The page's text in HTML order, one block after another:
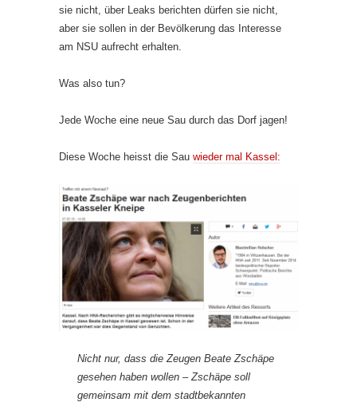
sie nicht, über Leaks berichten dürfen sie nicht,
aber sie sollen in der Bevölkerung das Interesse
am NSU aufrecht erhalten.
Was also tun?
Jede Woche eine neue Sau durch das Dorf jagen!
Diese Woche heisst die Sau wieder mal Kassel:
Nicht nur, dass die Zeugen Beate Zschäpe
gesehen haben wollen – Zschäpe soll
gemeinsam mit dem stadtbekannten